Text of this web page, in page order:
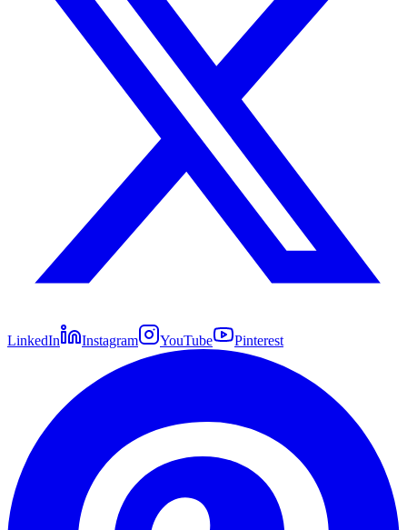
LinkedIn Instagram YouTube Pinterest